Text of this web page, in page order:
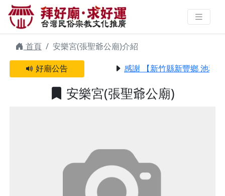
安樂宮(張聖爺公廟) | 拜好廟求好
運 找到與您有緣的信仰
首頁
安樂宮(張聖爺公廟)介紹
好廟公告
感謝 【新竹縣新豐鄉 池和宮
安樂宮(張聖爺公廟)